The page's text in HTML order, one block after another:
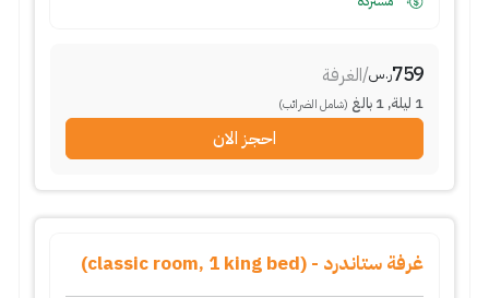
759ر.س/الغرفة
1 ليلة,
1 بالغ (شامل الضرائب)
احجز الان
غرفة ستاندرد - (classic room, 1 king bed)